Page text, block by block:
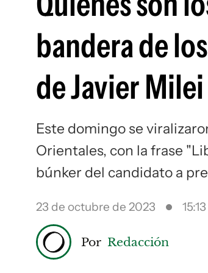
bandera de
de Javier Milei
Este domingo se
Orientales, con la frase
búnker del candidato a
23 de octubre de 2023
Por Redacción